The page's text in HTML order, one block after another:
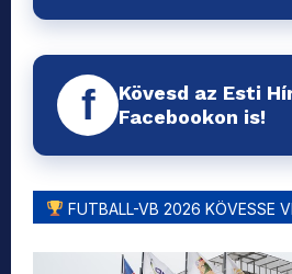
f
Kövesd az Esti
Facebookon is!
FUTBALL-VB 2026 KÖVESSE